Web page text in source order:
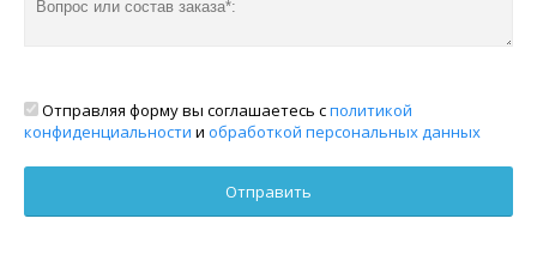
Отправляя форму вы соглашаетесь сполитикой
конфиденциальности и обработкой персональных данных